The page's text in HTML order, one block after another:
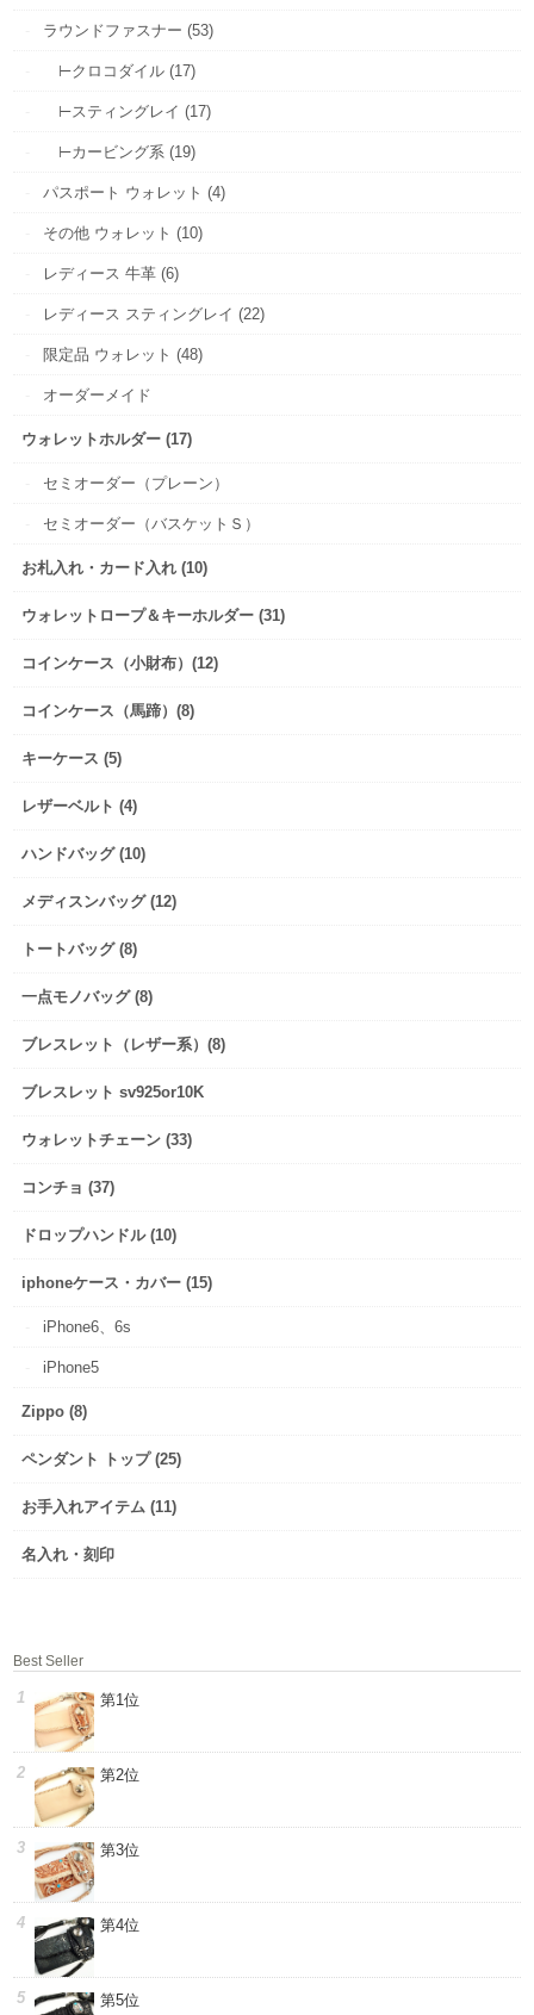
ラウンドファスナー (53)
⊢クロコダイル (17)
⊢スティングレイ (17)
⊢カービング系 (19)
パスポート ウォレット (4)
その他 ウォレット (10)
レディース 牛革 (6)
レディース スティングレイ (22)
限定品 ウォレット (48)
オーダーメイド
ウォレットホルダー (17)
セミオーダー（プレーン）
セミオーダー（バスケットＳ）
お札入れ・カード入れ (10)
ウォレットロープ＆キーホルダー (31)
コインケース（小財布）(12)
コインケース（馬蹄）(8)
キーケース (5)
レザーベルト (4)
ハンドバッグ (10)
メディスンバッグ (12)
トートバッグ (8)
一点モノバッグ (8)
ブレスレット（レザー系）(8)
ブレスレット sv925or10K
ウォレットチェーン (33)
コンチョ (37)
ドロップハンドル (10)
iphoneケース・カバー (15)
iPhone6、6s
iPhone5
Zippo (8)
ペンダント トップ (25)
お手入れアイテム (11)
名入れ・刻印
Best Seller
第1位
第2位
第3位
第4位
第5位